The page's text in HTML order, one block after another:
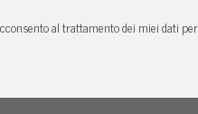
al trattamento dei miei dati